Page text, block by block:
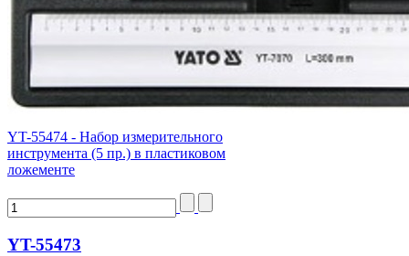
YT-55474 - Набор измерительного
инструмента (5 пр.) в пластиковом
ложементе
YT-55473